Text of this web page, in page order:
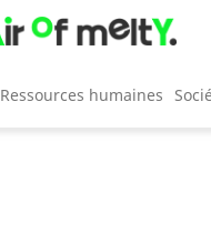
Ressources humaines